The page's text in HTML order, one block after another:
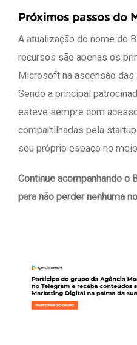
Próximos passos do
A atualização do nome do
recursos são apenas os
Microsoft na ascensão
Sendo a principal
esteve sempre com
compartilhadas pela
seu próprio espaço no
Continue acompanhando o
para não perder nenhuma